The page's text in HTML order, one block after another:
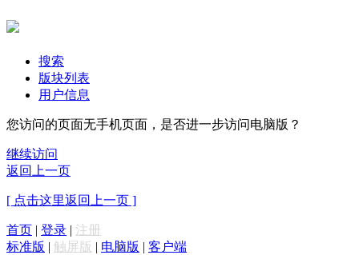
搜索
版块列表
用户信息
您访问的页面无手机页面，是否进一步访问电脑版？
继续访问
返回上一页
[ 点击这里返回上一页 ]
首页 | 登录 | 注册
标准版 | 触屏版 | 电脑版 | 客户端